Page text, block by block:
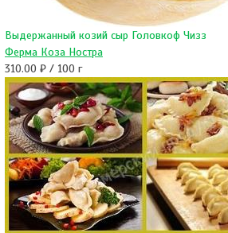
Выдержанный козий сыр Головкоф Чизз
Ферма Коза Ностра
310.00 ₽ / 100 г